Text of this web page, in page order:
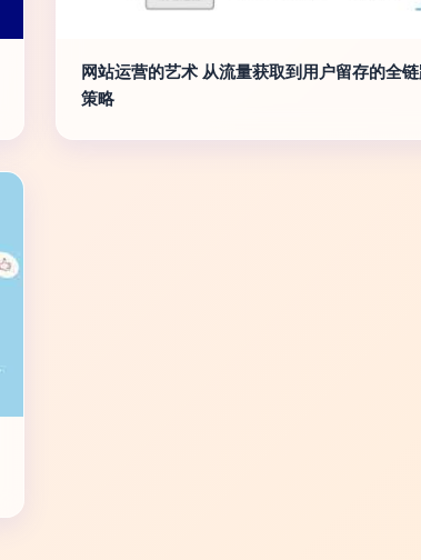
网站运营的艺术 从流量获取到用户留存的全
策略